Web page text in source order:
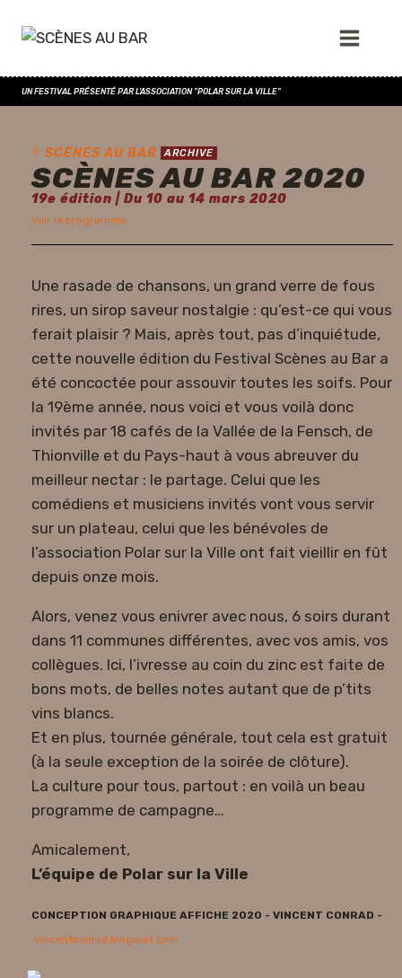
UN FESTIVAL PRÉSENTÉ PAR L'ASSOCIATION "POLAR SUR LA VILLE"
SCÈNES AU BAR ARCHIVE
SCÈNES AU BAR 2020
19e édition | Du 10 au 14 mars 2020
Voir le programme
Une rasade de chansons, un grand verre de fous
rires, un sirop saveur nostalgie : qu’est-ce qui vous
ferait plaisir ? Mais, après tout, pas d’inquiétude,
cette nouvelle édition du Festival Scènes au Bar a
été concoctée pour assouvir toutes les soifs. Pour
la 19ème année, nous voici et vous voilà donc
invités par 18 cafés de la Vallée de la Fensch, de
Thionville et du Pays-haut à vous abreuver du
meilleur nectar : le partage. Celui que les
comédiens et musiciens invités vont vous servir
sur un plateau, celui que les bénévoles de
l’association Polar sur la Ville ont fait vieillir en fût
depuis onze mois.
Alors, venez vous enivrer avec nous, 6 soirs durant
dans 11 communes différentes, avec vos amis, vos
collègues. Ici, l’ivresse au coin du zinc est faite de
bons mots, de belles notes autant que de p’tits
vins blancs.
Et en plus, tournée générale, tout cela est gratuit
(à la seule exception de la soirée de clôture).
La culture pour tous, partout : en voilà un beau
programme de campagne…
Amicalement,
L’équipe de Polar sur la Ville
CONCEPTION GRAPHIQUE AFFICHE 2020 - VINCENT CONRAD -
vincentconrad.blogspot.com